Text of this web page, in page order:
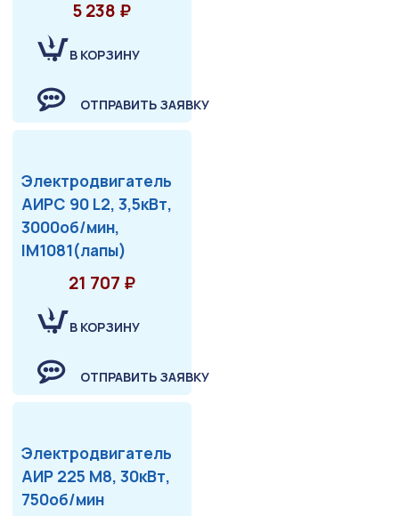
5 238 ₽
В КОРЗИНУ
ОТПРАВИТЬ ЗАЯВКУ
Электродвигатель
АИРС 90 L2, 3,5кВт,
3000об/мин,
IM1081(лапы)
21 707 ₽
В КОРЗИНУ
ОТПРАВИТЬ ЗАЯВКУ
Электродвигатель
АИР 225 М8, 30кВт,
750об/мин